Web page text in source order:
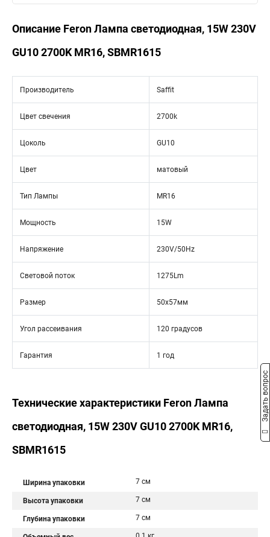
Описание Feron Лампа светодиодная, 15W 230V
GU10 2700K MR16, SBMR1615
Производитель Saffit
Цвет свечения 2700k
Цоколь GU10
Цвет матовый
Тип Лампы MR16
Мощность 15W
Напряжение 230V/50Hz
Световой поток 1275Lm
Размер 50х57мм
Угол рассеивания 120 градусов
Гарантия 1 год
Технические характеристики Feron Лампа
светодиодная, 15W 230V GU10 2700K MR16,
SBMR1615
Ширина упаковки 7 см
Высота упаковки 7 см
Глубина упаковки 7 см
Задать вопрос